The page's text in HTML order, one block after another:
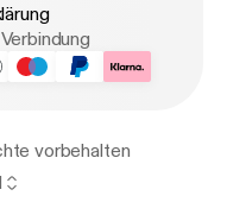
vorbehalten